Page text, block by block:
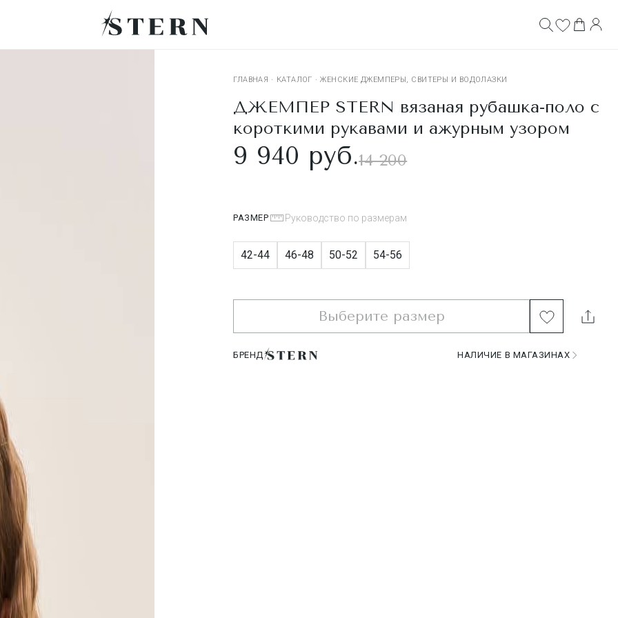
ГЛАВНАЯ · КАТАЛОГ · ЖЕНСКИЕ ДЖЕМПЕРЫ, СВИТЕРЫ И ВОДОЛАЗКИ
ДЖЕМПЕР STERN вязаная рубашка-поло с
короткими рукавами и ажурным узором
9 940 руб.14 200
РАЗМЕР Руководство по размерам
42-44 46-48 50-52 54-56
Выберите размер
БРЕНД НАЛИЧИЕ В МАГАЗИНАХ